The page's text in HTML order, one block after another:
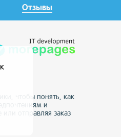
Отзывы
чтобы понять, как
и
отправляя заказ